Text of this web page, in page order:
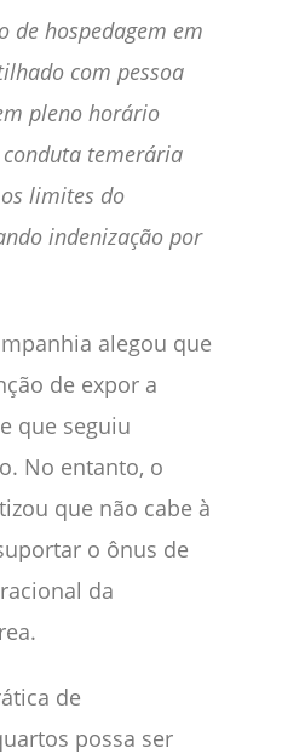
de hospedagem em
com pessoa
pleno horário
temerária
limites do
indenização por
alegou que
de expor a
que seguiu
No entanto, o
que não cabe à
o ônus de
da
de
possa ser